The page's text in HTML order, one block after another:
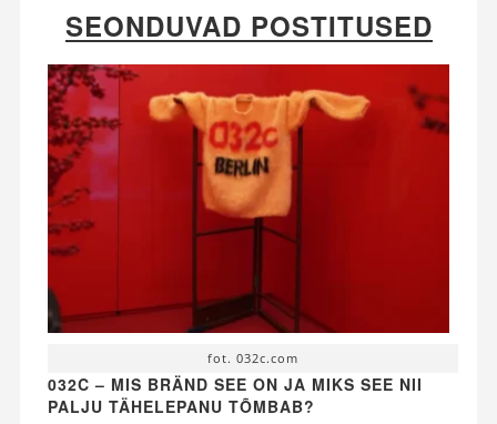
SEONDUVAD POSTITUSED
fot. 032c.com
032C – MIS BRÄND SEE ON JA MIKS SEE NII
PALJU TÄHELEPANU TÕMBAB?